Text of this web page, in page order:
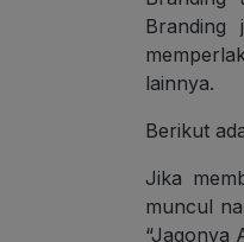
Branding
lainnya.
Berikut
Jika
muncul
“Jagonya